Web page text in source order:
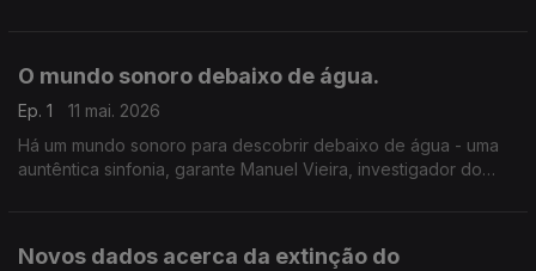
O mundo sonoro debaixo de água.
Ep. 1
11 mai. 2026
Há um mundo sonoro para descobrir debaixo de água - uma
auntêntica sinfonia, garante Manuel Vieira, investigador do
Novos dados acerca da extinção do